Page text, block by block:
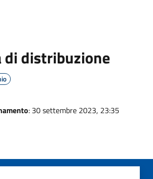
di distribuzione
: 30 settembre 2023, 23:35